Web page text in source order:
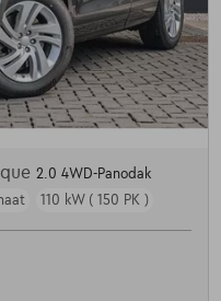
2.0 4WD-Panodak
110 kW ( 150 PK )